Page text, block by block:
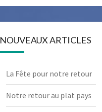
NOUVEAUX ARTICLES
La Fête pour notre retour
Notre retour au plat pays